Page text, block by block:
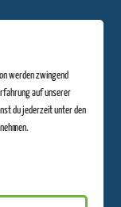
werden zwingend
auf unserer
du jederzeit unter den